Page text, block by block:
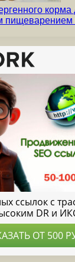
корма